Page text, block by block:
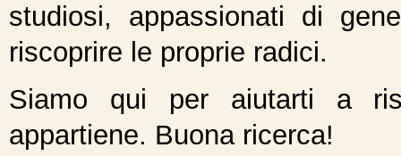
studiosi, appassionati di
riscoprire le proprie radici.
Siamo qui per aiutarti a
appartiene. Buona ricerca!